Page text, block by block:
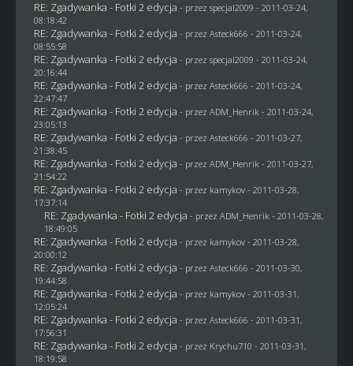
RE: Zgadywanka - Fotki 2 edycja - przez specjal2009 - 2011-03-24,
08:18:42
RE: Zgadywanka - Fotki 2 edycja - przez Asteck666 - 2011-03-24,
08:55:58
RE: Zgadywanka - Fotki 2 edycja - przez specjal2009 - 2011-03-24,
20:16:44
RE: Zgadywanka - Fotki 2 edycja - przez Asteck666 - 2011-03-24,
22:47:47
RE: Zgadywanka - Fotki 2 edycja - przez ADM_Henrik - 2011-03-24,
23:05:13
RE: Zgadywanka - Fotki 2 edycja - przez Asteck666 - 2011-03-27,
21:38:45
RE: Zgadywanka - Fotki 2 edycja - przez ADM_Henrik - 2011-03-27,
21:54:22
RE: Zgadywanka - Fotki 2 edycja - przez kamykov- 2011-03-28,
17:37:14
RE: Zgadywanka - Fotki 2 edycja - przez ADM_Henrik - 2011-03-28,
18:49:05
RE: Zgadywanka - Fotki 2 edycja - przez kamykov- 2011-03-28,
20:00:12
RE: Zgadywanka - Fotki 2 edycja - przez Asteck666 - 2011-03-30,
19:44:58
RE: Zgadywanka - Fotki 2 edycja - przez kamykov- 2011-03-31,
12:05:24
RE: Zgadywanka - Fotki 2 edycja - przez Asteck666 - 2011-03-31,
17:56:31
RE: Zgadywanka - Fotki 2 edycja - przez Krychu710 - 2011-03-31,
18:19:58